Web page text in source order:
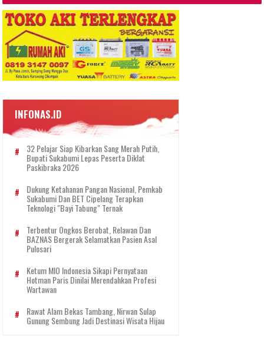
INFONAS.ID
32 Pelajar Siap Kibarkan Sang Merah Putih,
Bupati Sukabumi Lepas Peserta Diklat
Paskibraka 2026
Dukung Ketahanan Pangan Nasional, Pemkab
Sukabumi Dan BET Cipelang Terapkan
Teknologi "Bayi Tabung" Ternak
Terbentur Ongkos Berobat, Relawan Dan
BAZNAS Bergerak Selamatkan Pasien Asal
Pulosari
Ketum MIO Indonesia Sikapi Pernyataan
Hotman Paris Dinilai Merendahkan Profesi
Wartawan
Rawat Alam Bekas Tambang, Nirwan Sulap
Gunung Sembung Jadi Destinasi Wisata Hijau